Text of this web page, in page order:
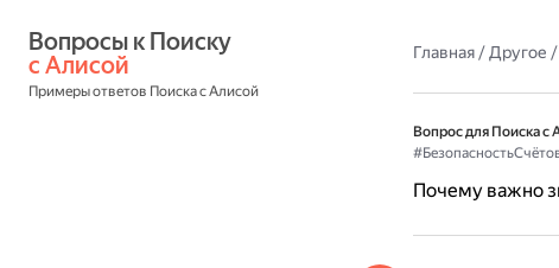
с Алисой
Примеры ответов Поиска с Алисой
Главная/Другое /
Вопрос для Поиска с
Почему важно